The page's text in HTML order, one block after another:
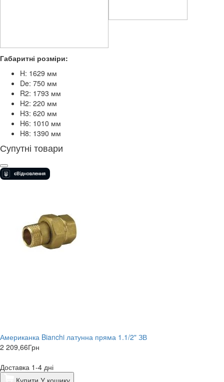
Габаритні розміри:
H: 1629 мм
De: 750 мм
R2: 1793 мм
H2: 220 мм
H3: 620 мм
H6: 1010 мм
H8: 1390 мм
Супутні товари
Американка Bianchi латунна пряма 1.1/2" ЗВ
2 209,66Грн
Доставка 1-4 дні